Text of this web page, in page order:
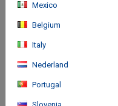
Anreise
Mexico
Belgium
Italy
Nederland
Portugal
Slovenia